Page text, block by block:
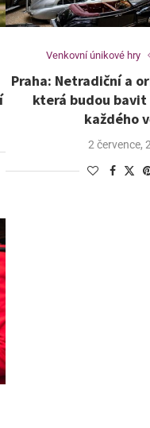
Venkovní únikové hry
Praha: Netradiční a
která budou
každého
2 července,